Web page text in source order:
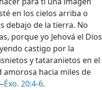
en los cielos arriba o
debajo de la tierra. No
porque yo Jehová el Dios
castigo por la
y tataranietos en el
hacia miles de
Éxo. 20:4-6.